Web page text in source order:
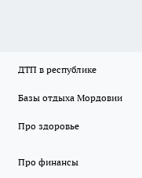
ДТП в республике
Базы отдыха Мордовии
Про здоровье
Про финансы